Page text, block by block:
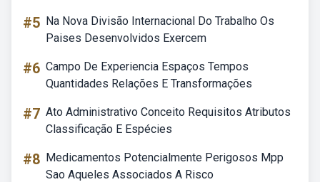
#5 Na Nova Divisão Internacional Do Trabalho Os
Paises Desenvolvidos Exercem
#6 Campo De Experiencia Espaços Tempos
Quantidades Relações E Transformações
#7 Ato Administrativo Conceito Requisitos Atributos
Classificação E Espécies
#8 Medicamentos Potencialmente Perigosos Mpp
Sao Aqueles Associados A Risco